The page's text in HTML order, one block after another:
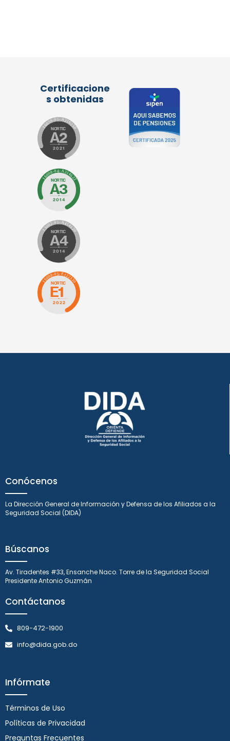
Certificacione
s obtenidas
Conócenos
La Dirección General de Información y Defensa de los Afiliados a la
Seguridad Social (DIDA)
Búscanos
Av. Tiradentes #33, Ensanche Naco. Torre de la Seguridad Social
Presidente Antonio Guzmán
Contáctanos
809-472-1900
info@dida.gob.do
Infórmate
Términos de Uso
Políticas de Privacidad
Preguntas Frecuentes